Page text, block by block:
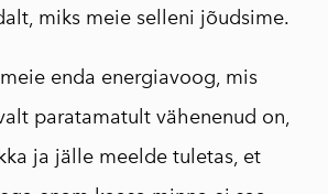
miks meie selleni jõudsime.
enda energiavoog, mis
paratamatult vähenenud on,
ja jälle meelde tuletas, et